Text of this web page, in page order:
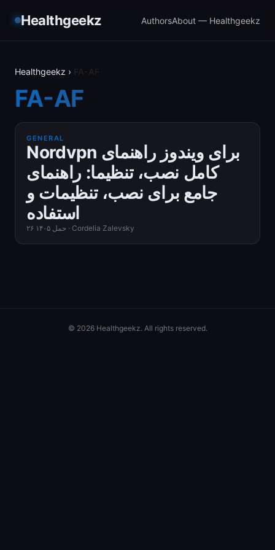
Healthgeekz AuthorsAbout — Healthgeekz
Healthgeekz ›
FA-AF
GENERAL
Nordvpn برای ویندوز راهنمای
کامل نصب، تنظیما: راهنمای
جامع برای نصب، تنظیمات و
استفاده
۲۶ حمل ۱۴۰۵ · Cordelia Zalevsky
© 2026 Healthgeekz. All rights reserved.